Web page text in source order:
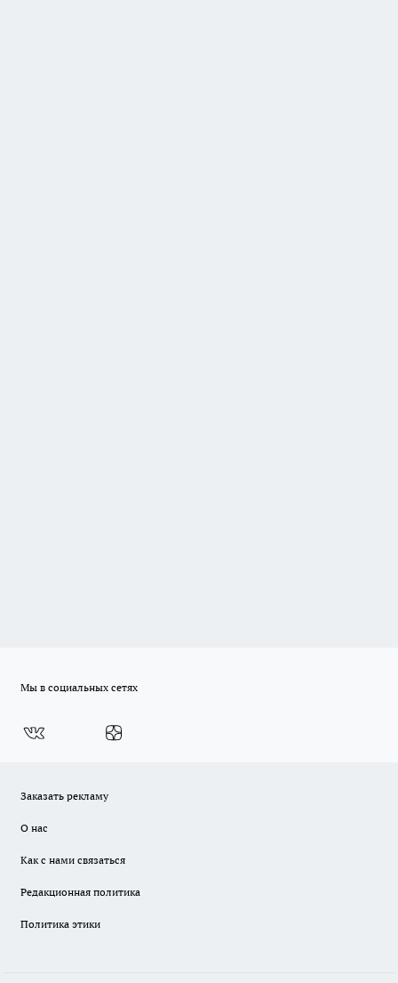
Мы в социальных сетях
Заказать рекламу
О нас
Как с нами связаться
Редакционная политика
Политика этики